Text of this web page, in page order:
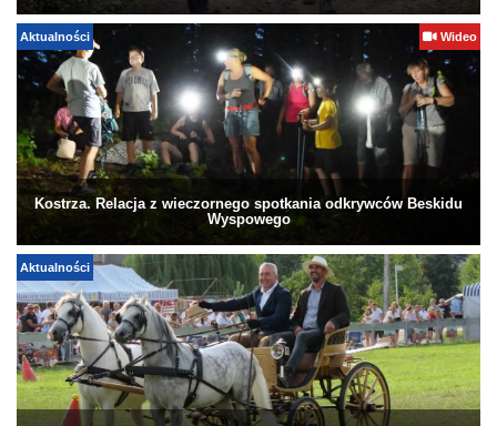
Aktualności Wideo
Kostrza. Relacja z wieczornego spotkania odkrywców Beskidu
Wyspowego
Aktualności